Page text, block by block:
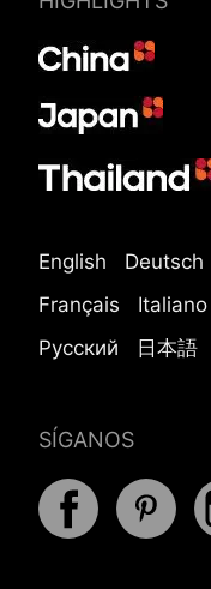
English
Deutsch
Français
Italiano
Русский
日本語
SÍGANOS